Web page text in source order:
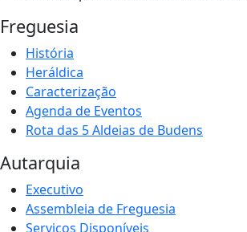
Freguesia
História
Heráldica
Caracterização
Agenda de Eventos
Rota das 5 Aldeias de Budens
Autarquia
Executivo
Assembleia de Freguesia
Serviços Disponíveis